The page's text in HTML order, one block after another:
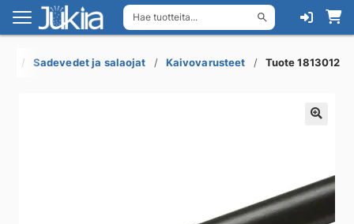
Hae tuotteita...
Siirry
navigointiin
Siirry
sisältöön
Sadevedet ja salaojat Kaivovarusteet Tuote 1813012